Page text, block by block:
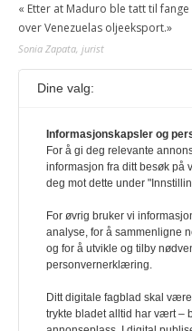
« Etter at Maduro ble tatt til
over Venezuelas oljeeksport.»
Sonia Zapata, jurist
117,8 millioner er på
1. august 2026
Ville ha tilsvart verdens
denne må du ha abonnement
også egne abonnementer for
Redaksjonen
Dine valg:
Informasjonskapsler og
For å gi deg relevante
informasjon fra ditt besøk på
deg mot dette under
For øvrig bruker vi
analyse, for å sammenligne
og for å utvikle og tilby
personvernerklæring.
Ditt digitale fagblad skal
trykte bladet alltid har vært –